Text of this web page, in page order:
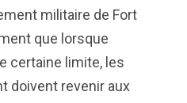
militaire de Fort
que lorsque
certaine limite, les
doivent revenir aux